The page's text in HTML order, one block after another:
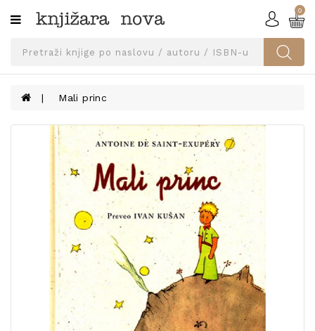
Kategorije
SVEUČILIŠNA
UDŽBENICI
KNJIGE
PRIBOR
OPREMA
UDŽBENIKE!
KONTAKT
POSEBNA
0
Mali princ